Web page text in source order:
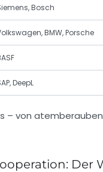
Bosch
BMW, Porsche
DeepL
Der